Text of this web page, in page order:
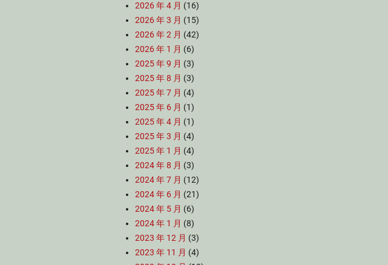
2026 年 4 月 (16)
2026 年 3 月 (15)
2026 年 2 月 (42)
2026 年 1 月 (6)
2025 年 9 月 (3)
2025 年 8 月 (3)
2025 年 7 月 (4)
2025 年 6 月 (1)
2025 年 4 月 (1)
2025 年 3 月 (4)
2025 年 1 月 (4)
2024 年 8 月 (3)
2024 年 7 月 (12)
2024 年 6 月 (21)
2024 年 5 月 (6)
2024 年 1 月 (8)
2023 年 12 月 (3)
2023 年 11 月 (4)